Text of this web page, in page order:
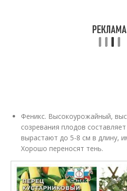
Феникс. Высокоурожайный,
созревания плодов
вырастают до 5-8 см в длину,
Хорошо переносят тень.